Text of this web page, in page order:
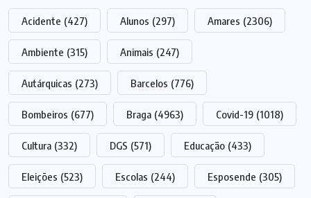
Acidente (427) Alunos (297) Amares (2306)
Ambiente (315) Animais (247)
Autárquicas (273) Barcelos (776)
Bombeiros (677) Braga (4963) Covid-19 (1018)
Cultura (332) DGS (571) Educação (433)
Eleições (523) Escolas (244) Esposende (305)